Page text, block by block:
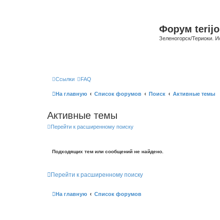
Форум
Зеленогорск/Териоки.
Ссылки FAQ
На главную Список форумов Поиск Активные темы
Активные темы
Перейти к расширенному поиску
Подходящих тем или сообщений не найдено.
Перейти к расширенному поиску
На главную Список форумов